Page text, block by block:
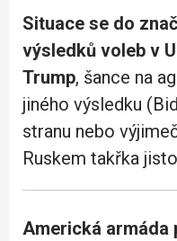
Situace se do
výsledků voleb v
Trump, šance na
jiného výsledku
stranu nebo
Ruskem takřka
Americká armáda